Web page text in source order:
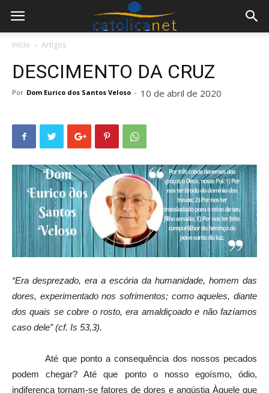
Início Artigos
DESCIMENTO DA CRUZ
Por Dom Eurico dos Santos Veloso - 10 de abril de 2020
“Era desprezado, era a escória da humanidade, homem das
dores, experimentado nos sofrimentos; como aqueles, diante
dos quais se cobre o rosto, era amaldiçoado e não fazíamos
caso dele” (cf. Is 53,3).
Até que ponto a consequência dos nossos pecados
podem chegar? Até que ponto o nosso egoísmo, ódio,
indiferença tornam-se fatores de dores e angústia Àquele que